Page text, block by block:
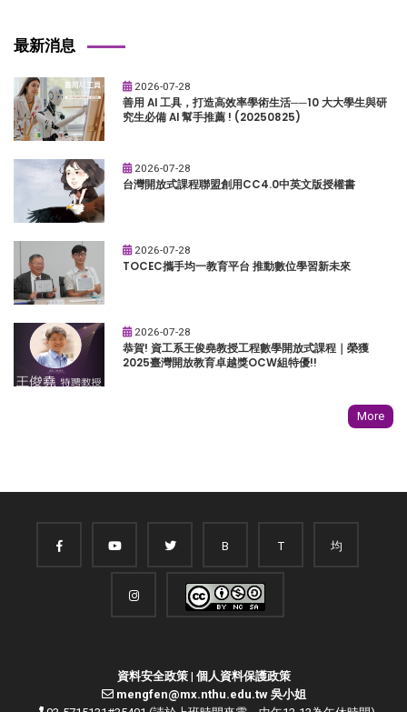
最新消息
2026-07-28
善用 AI 工具，打造高效率學術生活──10 大大學生與研
究生必備 AI 幫手推薦 ! (20250825)
2026-07-28
台灣開放式課程聯盟創用CC4.0中英文版授權書
2026-07-28
TOCEC攜手均一教育平台 推動數位學習新未來
2026-07-28
恭賀! 資工系王俊堯教授工程數學開放式課程｜榮獲
2025臺灣開放教育卓越獎OCW組特優!!
More
B T 均
資料安全政策| 個人資料保護政策
mengfen@mx.nthu.edu.tw 吳小姐